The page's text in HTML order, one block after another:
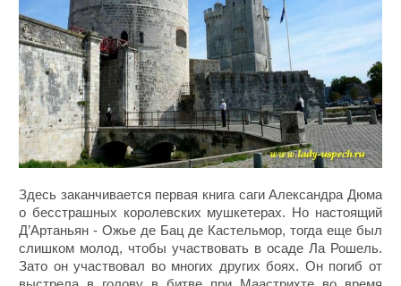
Здесь заканчивается первая книга саги Александра Дюма
о бесстрашных королевских мушкетерах. Но настоящий
Д’Артаньян - Ожье де Бац де Кастельмор, тогда еще был
слишком молод, чтобы участвовать в осаде Ла Рошель.
Зато он участвовал во многих других боях. Он погиб от